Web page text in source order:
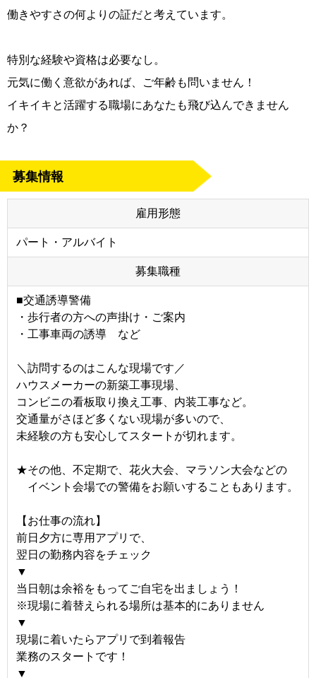
働きやすさの何よりの証だと考えています。
特別な経験や資格は必要なし。
元気に働く意欲があれば、ご年齢も問いません！
イキイキと活躍する職場にあなたも飛び込んできません
か？
募集情報
雇用形態
パート・アルバイト
募集職種
■交通誘導警備
・歩行者の方への声掛け・ご案内
・工事車両の誘導 など
＼訪問するのはこんな現場です／
ハウスメーカーの新築工事現場、
コンビニの看板取り換え工事、内装工事など。
交通量がさほど多くない現場が多いので、
未経験の方も安心してスタートが切れます。
★その他、不定期で、花火大会、マラソン大会などの
イベント会場での警備をお願いすることもあります。
【お仕事の流れ】
前日夕方に専用アプリで、
翌日の勤務内容をチェック
▼
当日朝は余裕をもってご自宅を出ましょう！
※現場に着替えられる場所は基本的にありません
▼
現場に着いたらアプリで到着報告
業務のスタートです！
▼